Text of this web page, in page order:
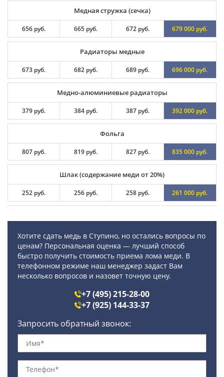
Медная стружка (сечка)
656 руб. 665 руб. 672 руб. 679 000 руб.
Радиаторы медные
673 руб. 682 руб. 689 руб. 696 000 руб.
Медно-алюминиевые радиаторы
379 руб. 384 руб. 387 руб. 392 000 руб.
Фольга
807 руб. 819 руб. 827 руб. 835 000 руб.
Шлак (содержание меди от 20%)
252 руб. 256 руб. 258 руб. 261 000 руб.
Хотите сдать медь в Ступино, но остались вопросы по
ценам? Персональная оценка — лучший способ
быстро получить стоимость приема лома меди. В
телефонном режиме наш менеджер задаст Вам
несколько вопросов и назовет точную цену.
+7 (495) 215-28-00
+7 (925) 144-33-37
Запросить обратный звонок: